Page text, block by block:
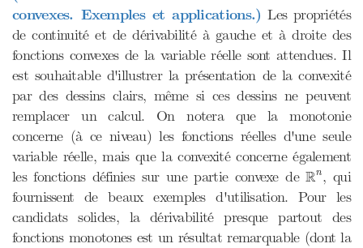
convexes. Exemples et applications.) Les propriétés
de continuité et de dérivabilité à gauche et à droite des
fonctions convexes de la variable réelle sont attendues. Il
est souhaitable d'illustrer la présentation de la convexité
par des dessins clairs, même si ces dessins ne peuvent
remplacer un calcul. On notera que la monotonie
concerne (à ce niveau) les fonctions réelles d'une seule
variable réelle, mais que la convexité concerne également
les fonctions définies sur une partie convexe deRn
Rn, qui
fournissent de beaux exemples d'utilisation. Pour les
candidats solides, la dérivabilité presque partout des
fonctions monotones est un résultat remarquable (dont la